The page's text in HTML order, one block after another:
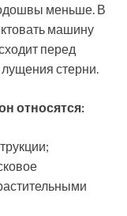
меньше. В
машину
перед
стерни.
относятся: